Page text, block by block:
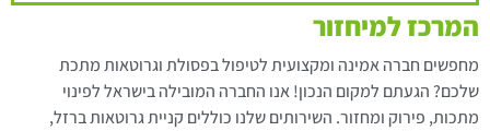
המרכז למיחזור
מחפשים חברה אמינה ומקצועית לטיפול בפסולת וגרוטאות מתכת
שלכם? הגעתם למקום הנכון! אנו החברה המובילה בישראל לפינוי
מתכות, פירוק ומחזור. השירותים שלנו כוללים קניית גרוטאות ברזל,